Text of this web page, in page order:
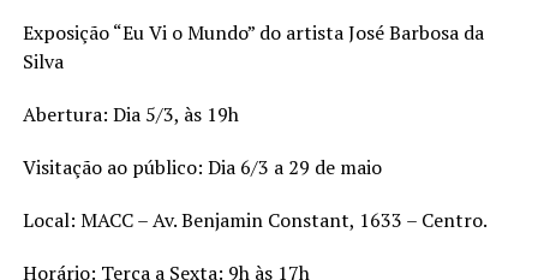
Exposição “Eu Vi o Mundo” do artista José Barbosa da
Silva
Abertura: Dia 5/3, às 19h
Visitação ao público: Dia 6/3 a 29 de maio
Local: MACC – Av. Benjamin Constant, 1633 – Centro.
Horário: Terça a Sexta: 9h às 17h